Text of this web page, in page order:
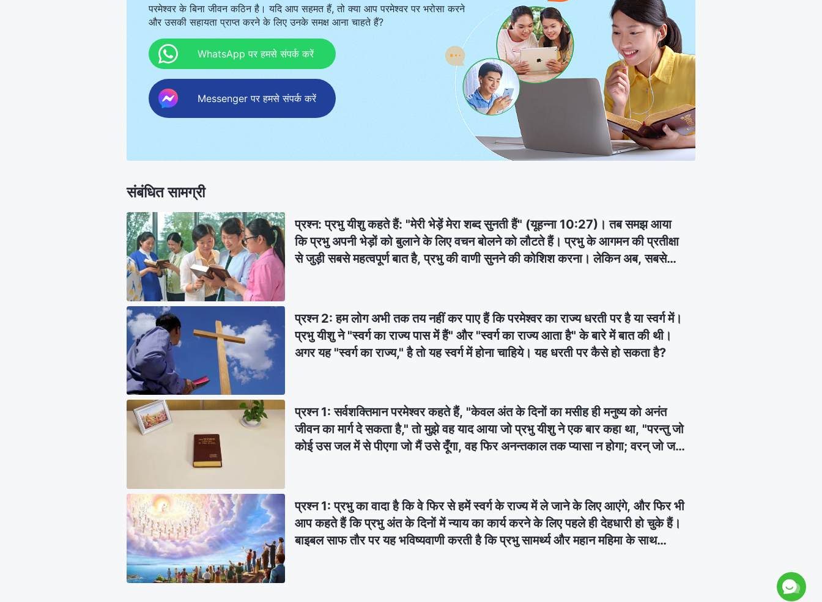
परमेश्वर के बिना जीवन कठिन है। यदि आप सहमत हैं, तो क्या आप परमेश्वर पर भरोसा करने
और उसकी सहायता प्राप्त करने के लिए उनके समक्ष आना चाहते हैं?
WhatsApp पर हमसे संपर्क करें
Messenger पर हमसे संपर्क करें
संबंधित सामग्री
प्रश्न: प्रभु यीशु कहते हैं: "मेरी भेड़ें मेरा शब्द सुनती हैं" (यूहन्ना 10:27)। तब समझ आया
कि प्रभु अपनी भेड़ों को बुलाने के लिए वचन बोलने को लौटते हैं। प्रभु के आगमन की प्रतीक्षा
से जुड़ी सबसे महत्वपूर्ण बात है, प्रभु की वाणी सुनने की कोशिश करना। लेकिन अब, सबसे
की पक्की पहचान कैसे करें।
प्रश्न 2: हम लोग अभी तक तय नहीं कर पाए हैं कि परमेश्वर का राज्य धरती पर है या स्वर्ग में।
प्रभु यीशु ने "स्वर्ग का राज्य पास में हैं" और "स्वर्ग का राज्य आता है" के बारे में बात की थी।
अगर यह "स्वर्ग का राज्य," है तो यह स्वर्ग में होना चाहिये। यह धरती पर कैसे हो सकता है?
प्रश्न 1: सर्वशक्तिमान परमेश्वर कहते हैं, "केवल अंत के दिनों का मसीह ही मनुष्य को अनंत
जीवन का मार्ग दे सकता है," तो मुझे वह याद आया जो प्रभु यीशु ने एक बार कहा था, "परन्तु जो
कोई उस जल में से पीएगा जो मैं उसे दूँगा, वह फिर अनन्तकाल तक प्यासा न होगा; वरन् जो जल
जीवन का मार्ग हैं। क्या ऐसा हो सकता है कि सर्वशक्तिमान परमेश्‍वर और प्रभु यीशु समान स्रोत
हों? क्या उनके कार्य और वचन दोनों पवित्र आत्मा के कार्य और वचन हैं? क्या उनका कार्य एक
ही परमेश्‍वर करते हैं?
प्रश्न 1: प्रभु का वादा है कि वे फिर से हमें स्वर्ग के राज्य में ले जाने के लिए आएंगे, और फिर भी
आप कहते हैं कि प्रभु अंत के दिनों में न्याय का कार्य करने के लिए पहले ही देहधारी हो चुके हैं।
बाइबल साफ तौर पर यह भविष्यवाणी करती है कि प्रभु सामर्थ्य और महान महिमा के साथ